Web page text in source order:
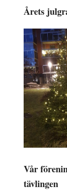
Årets
Vår
tävlingen